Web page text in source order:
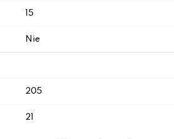
15
Nie
205
21